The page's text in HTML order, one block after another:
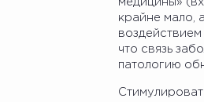
медицины»
крайне мало,
что связь
патологию